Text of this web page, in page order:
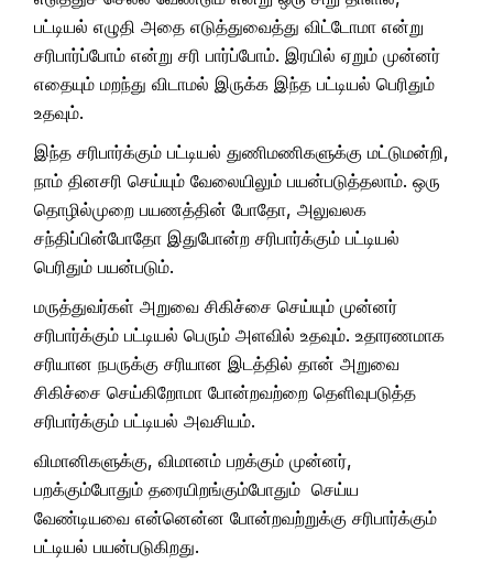
பட்டியல் எழுதி அதை எடுத்துவைத்து விட்டோமா என்று
சரிபார்ப்போம் என்று சரி பார்ப்போம். இரயில் ஏறும் முன்னர்
எதையும் மறந்து விடாமல் இருக்க இந்த பட்டியல் பெரிதும்
உதவும்.
இந்த சரிபார்க்கும் பட்டியல் துணிமணிகளுக்கு மட்டுமன்றி,
நாம் தினசரி செய்யும் வேலையிலும் பயன்படுத்தலாம். ஒரு
தொழில்முறை பயணத்தின் போதோ, அலுவலக
சந்திப்பின்போதோ இதுபோன்ற சரிபார்க்கும் பட்டியல்
பெரிதும் பயன்படும்.
மருத்துவர்கள் அறுவை சிகிச்சை செய்யும் முன்னர்
சரிபார்க்கும் பட்டியல் பெரும் அளவில் உதவும். உதாரணமாக
சரியான நபருக்கு சரியான இடத்தில் தான் அறுவை
சிகிச்சை செய்கிறோமா போன்றவற்றை தெளிவுபடுத்த
சரிபார்க்கும் பட்டியல் அவசியம்.
விமானிகளுக்கு, விமானம் பறக்கும் முன்னர்,
பறக்கும்போதும் தரையிறங்கும்போதும் செய்ய
வேண்டியவை என்னென்ன போன்றவற்றுக்கு சரிபார்க்கும்
பட்டியல் பயன்படுகிறது.